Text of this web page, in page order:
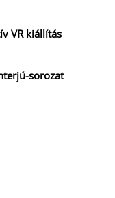
VR kiállítás
sorozat